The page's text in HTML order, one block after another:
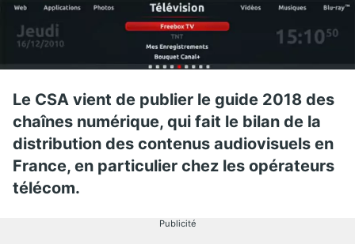
Le CSA vient de publier le guide 2018 des
chaînes numérique, qui fait le bilan de la
distribution des contenus audiovisuels en
France, en particulier chez les opérateurs
télécom.
Publicité